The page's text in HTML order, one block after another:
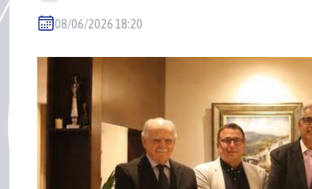
08/06/2026 18:20